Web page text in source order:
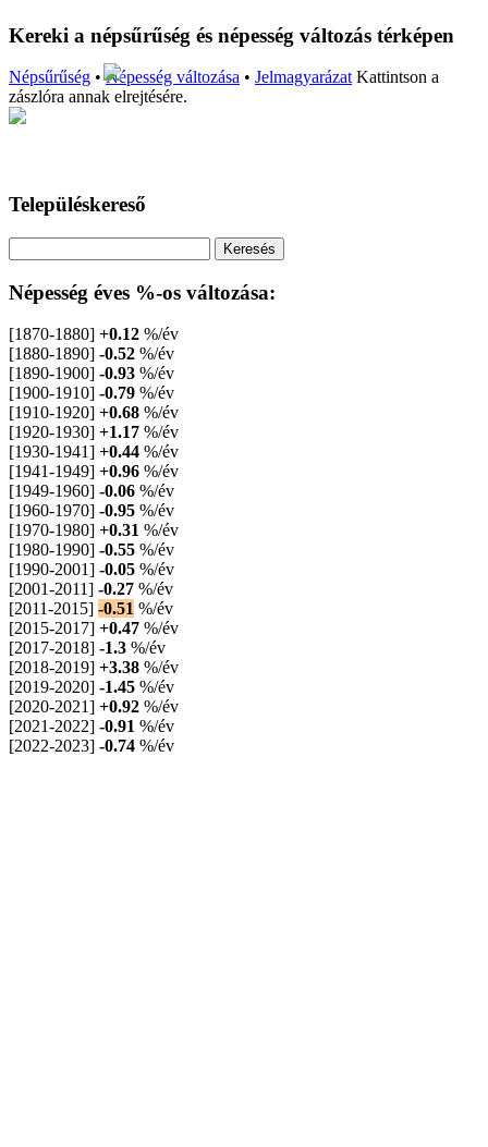
Kereki a népsűrűség és népesség változás térképen
Népsűrűség •Népesség változása • JelmagyarázatKattintson a
zászlóra annak elrejtésére.
Településkereső
Népesség éves %-os változása:
[1870-1880] +0.12 %/év
[1880-1890] -0.52 %/év
[1890-1900] -0.93 %/év
[1900-1910] -0.79 %/év
[1910-1920] +0.68 %/év
[1920-1930] +1.17 %/év
[1930-1941] +0.44 %/év
[1941-1949] +0.96 %/év
[1949-1960] -0.06 %/év
[1960-1970] -0.95 %/év
[1970-1980] +0.31 %/év
[1980-1990] -0.55 %/év
[1990-2001] -0.05 %/év
[2001-2011] -0.27 %/év
[2011-2015] -0.51 %/év
[2015-2017] +0.47 %/év
[2017-2018] -1.3 %/év
[2018-2019] +3.38 %/év
[2019-2020] -1.45 %/év
[2020-2021] +0.92 %/év
[2021-2022] -0.91 %/év
[2022-2023] -0.74 %/év